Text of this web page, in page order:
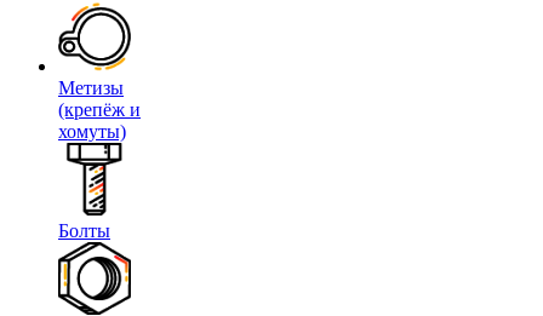
Метизы
(крепёж и
хомуты)
Болты